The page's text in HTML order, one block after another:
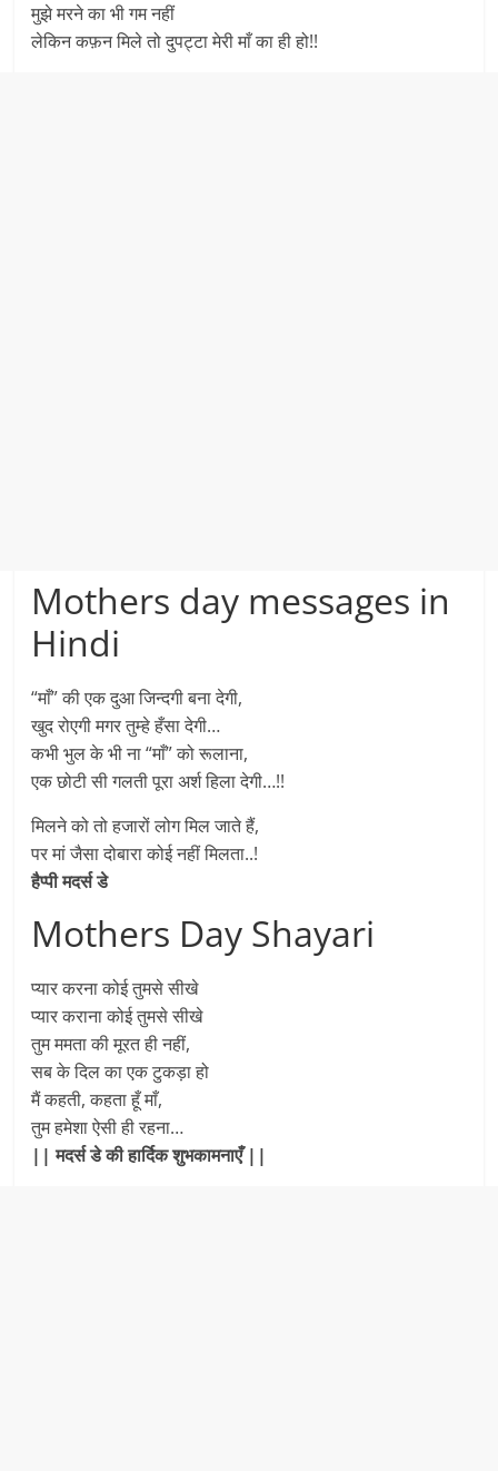
मुझे मरने का भी गम नहीं
लेकिन कफ़न मिले तो दुपट्टा मेरी माँ का ही हो!!
Mothers day messages in
Hindi
“माँ” की एक दुआ जिन्दगी बना देगी,
खुद रोएगी मगर तुम्हे हँसा देगी…
कभी भुल के भी ना “माँ” को रूलाना,
एक छोटी सी गलती पूरा अर्श हिला देगी…!!
मिलने को तो हजारों लोग मिल जाते हैं,
पर मां जैसा दोबारा कोई नहीं मिलता..!
हैप्पी मदर्स डे
Mothers Day Shayari
प्यार करना कोई तुमसे सीखे
प्यार कराना कोई तुमसे सीखे
तुम ममता की मूरत ही नहीं,
सब के दिल का एक टुकड़ा हो
मैं कहती, कहता हूँ माँ,
तुम हमेशा ऐसी ही रहना…
|| मदर्स डे की हार्दिक शुभकामनाएँ ||